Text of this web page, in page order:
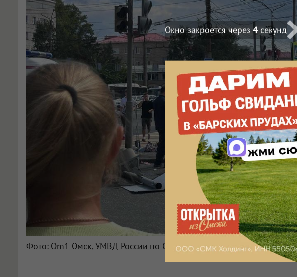
Фото: Om1 Омск, УМВД России по Омской области
Окно закроется через 2 секунд